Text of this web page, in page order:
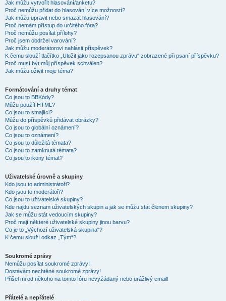
Jak můžu vytvořit hlasování/anketu?
Proč nemůžu přidat do hlasování více možností?
Jak můžu upravit nebo smazat hlasování?
Proč nemám přístup do určitého fóra?
Proč nemůžu posílat přílohy?
Proč jsem obdržel varování?
Jak můžu moderátorovi nahlásit příspěvek?
K čemu slouží tlačítko „Uložit jako rozepsanou zprávu“ zobrazené při psaní příspěvku?
Proč musí být můj příspěvek schválen?
Jak můžu oživit moje téma?
Formátování a druhy témat
Co jsou to BBKódy?
Můžu použít HTML?
Co jsou to smajlíci?
Můžu do příspěvků přidávat obrázky?
Co jsou to globální oznámení?
Co jsou to oznámení?
Co jsou to důležitá témata?
Co jsou to zamknutá témata?
Co jsou to ikony témat?
Uživatelské úrovně a skupiny
Kdo jsou to administrátoři?
Kdo jsou to moderátoři?
Co jsou to uživatelské skupiny?
Kde najdu seznam uživatelských skupin a jak se můžu stát členem skupiny?
Jak se můžu stát vedoucím skupiny?
Proč mají některé uživatelské skupiny jinou barvu?
Co je to „Výchozí uživatelská skupina“?
K čemu slouží odkaz „Tým“?
Soukromé zprávy
Nemůžu posílat soukromé zprávy!
Dostávám nechtěné soukromé zprávy!
Přišel mi od někoho na tomto fóru nevyžádaný nebo urážlivý email!
Přátelé a nepřátelé